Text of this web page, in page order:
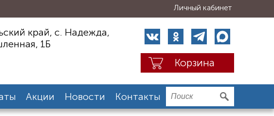
Личный кабинет
край, с. Надежда,
1Б
Корзина
Акции Новости Контакты